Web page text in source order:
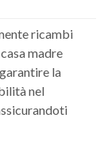
ricambi
madre
la
nel